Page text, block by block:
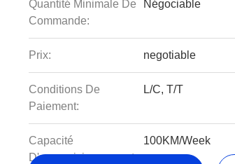
Quantité Minimale De
Commande:
Négociable
Prix: negotiable
Conditions De
Paiement:
L/C, T/T
Capacité
D'approvisionnement:
100KM/Week